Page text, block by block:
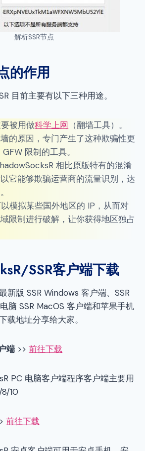
解析SSR节点
的作用
目前主要有以下三种用途。
被用做科学上网 （翻墙工具）。
的原因，专门产生了这种欺骗性更
限制的工具。
相比原版特有的混淆
它能够欺骗运营商的流量识别，达
模拟某些国外地区的 IP，从而对
限制进行破解，让你获得地区独占
SSR客户端下载
新版 SSR Windows 客户端、SSR
脑 SSR MacOS 客户端和苹果手机
载地址分享给大家。
端 >>前往下载
PC 电脑客户端程序客户端主要用
10
前往下载